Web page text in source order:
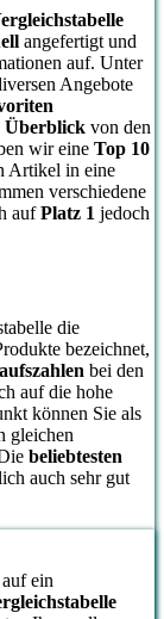
angefertigt und
auf. Unter
Angebote
Überblick von den
wir eine Top 10
Artikel in eine
verschiedene
aufPlatz 1 jedoch
die
bezeichnet,
bei den
auf die hohe
können Sie als
gleichen
beliebtesten
auch sehr gut
ein